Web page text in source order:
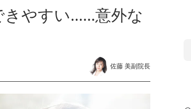
きやすい……意外な
佐藤 美副院長